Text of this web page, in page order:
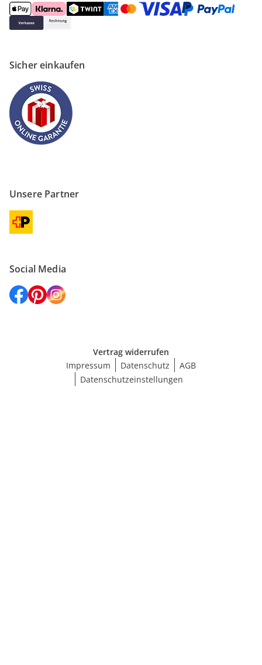
Sicher einkaufen
Unsere Partner
Social Media
Vertrag widerrufen
Impressum
Datenschutz
AGB
Datenschutzeinstellungen